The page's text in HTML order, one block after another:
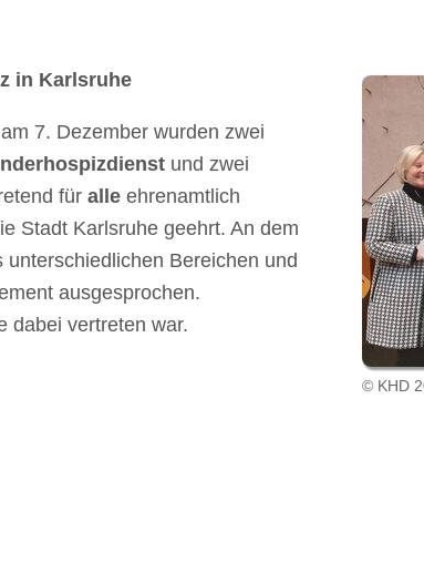
© KHD
in Karlsruhe
7. Dezember wurden zwei
und zwei
füralle ehrenamtlich
Stadt Karlsruhe geehrt. An dem
Bereichen und
ausgesprochen.
dabei vertreten war.